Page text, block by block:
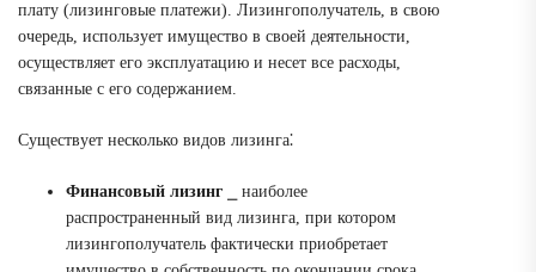
плату (лизинговые платежи). Лизингополучатель, в свою
очередь, использует имущество в своей деятельности,
осуществляет его эксплуатацию и несет все расходы,
связанные с его содержанием.
Существует несколько видов лизинга⁚
Финансовый лизинг ⎯ наиболее
распространенный вид лизинга, при котором
лизингополучатель фактически приобретает